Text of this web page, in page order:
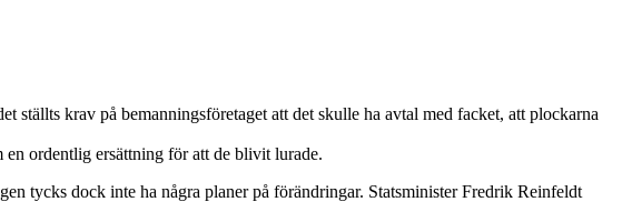
ställts krav på bemanningsföretaget att det skulle ha avtal med facket, att plockarna
ordentlig ersättning för att de blivit lurade.
tycks dock inte ha några planer på förändringar. Statsminister Fredrik Reinfeldt